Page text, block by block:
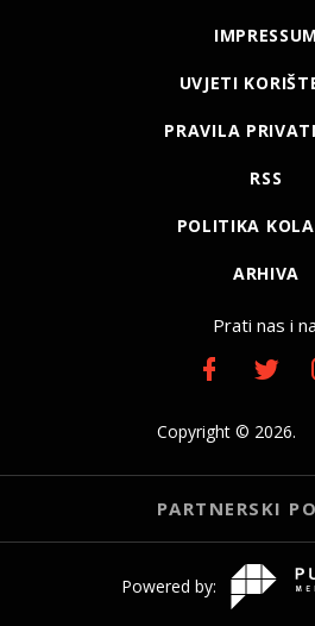
IMPRESSUM
UVJETI
PRAVILA
RSS
POLITIKA
ARHIVA
Prati nas i
Copyright © 2026.
PARTNERSKI
Powered by: